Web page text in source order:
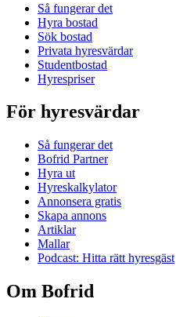
Så fungerar det
Hyra bostad
Sök bostad
Privata hyresvärdar
Studentbostad
Hyrespriser
För hyresvärdar
Så fungerar det
Bofrid Partner
Hyra ut
Hyreskalkylator
Annonsera gratis
Skapa annons
Artiklar
Mallar
Podcast: Hitta rätt hyresgäst
Om Bofrid